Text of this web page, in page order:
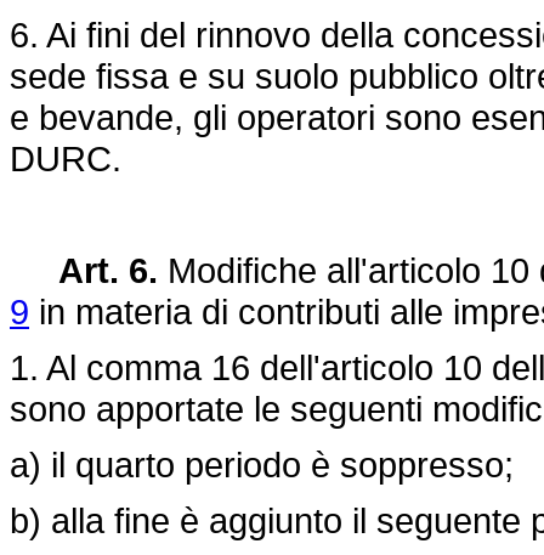
6. Ai fini del rinnovo della
sede fissa e su suolo pubblico
e bevande, gli operatori sono
DURC.
Art. 6. Modifiche all'articolo
9 in materia di contributi alle
1. Al comma 16 dell'articolo 10
sono apportate le seguenti
a) il quarto periodo è soppresso;
b) alla fine è aggiunto il seguente